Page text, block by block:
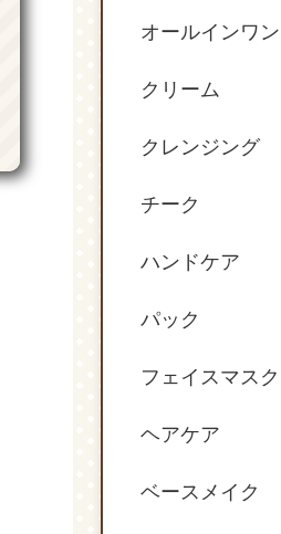
オールインワン
クリーム
クレンジング
チーク
ハンドケア
パック
フェイスマスク
ヘアケア
ベースメイク